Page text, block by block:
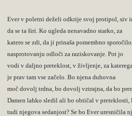
Ever v poletni deželi odkrije svoj protipol, siv
da se ta širi. Ko ugleda nenavadno starko, za
katero se zdi, da ji prinaša pomembno
nasprotovanju odloči za raziskovanje. Pot jo
vodi v daljno preteklost, v življenje, za
je prav tam vse začelo. Bo njena duhovna
moč dovolj trdna, bo dovolj vztrajna, da bo
Damen lahko sledil ali bo obtičal v preteklosti,
tudi njegova sedanjost? Se bo Ever uresničila